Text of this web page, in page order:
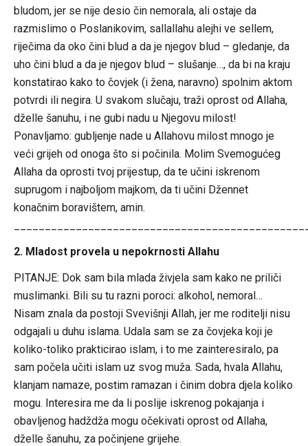
bludom, jer se nije desio čin nemorala, ali ostaje da
razmislimo o Poslanikovim, sallallahu alejhi ve sellem,
riječima da oko čini blud a da je njegov blud – gledanje, da
uho čini blud a da je njegov blud – slušanje…, da bi na kraju
konstatirao kako to čovjek (i žena, naravno) spolnim aktom
potvrdi ili negira. U svakom slučaju, traži oprost od Allaha,
dželle šanuhu, i ne gubi nadu u Njegovu milost!
Ponavljamo: gubljenje nade u Allahovu milost mnogo je
veći grijeh od onoga što si počinila. Molim Svemogućeg
Allaha da oprosti tvoj prijestup, da te učini iskrenom
suprugom i najboljom majkom, da ti učini Džennet
konačnim boravištem, amin.
2. Mladost provela u nepokrnosti Allahu
PITANJE: Dok sam bila mlada živjela sam kako ne priliči
muslimanki. Bili su tu razni poroci: alkohol, nemoral…
Nisam znala da postoji Svevišnji Allah, jer me roditelji nisu
odgajali u duhu islama. Udala sam se za čovjeka koji je
koliko-toliko prakticirao islam, i to me zainteresiralo, pa
sam počela učiti islam uz svog muža. Sada, hvala Allahu,
klanjam namaze, postim ramazan i činim dobra djela koliko
mogu. Interesira me da li poslije iskrenog pokajanja i
obavljenog hadždža mogu očekivati oprost od Allaha,
dželle šanuhu, za počinjene grijehe.